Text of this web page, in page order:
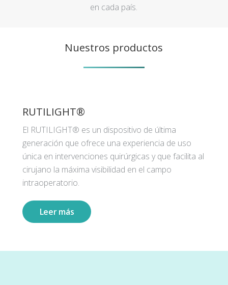
en cada país.
Nuestros productos
RUTILIGHT®
El RUTILIGHT® es un dispositivo de última
generación que ofrece una experiencia de uso
única en intervenciones quirúrgicas y que facilita al
cirujano la máxima visibilidad en el campo
intraoperatorio.
Leer más